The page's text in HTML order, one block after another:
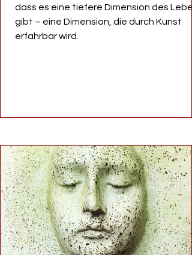
dass es eine tiefere Dimension des
gibt – eine Dimension, die durch Kunst
erfahrbar wird.